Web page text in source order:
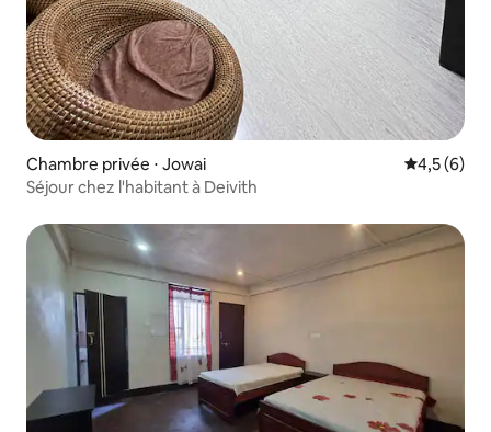
Chambre privée ⋅ Jowai Évaluation
4,5 (6)
Séjour chez l'habitant à Deivith